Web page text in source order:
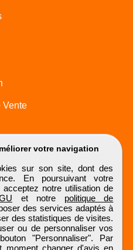
votre navigation
sur son site, dont des
En poursuivant votre
notre utilisation de
et notre politique de
des services adaptés à
des statistiques de visites.
ou de personnaliser vos
"Personnaliser". Par
moment changer d'avis en
Vente